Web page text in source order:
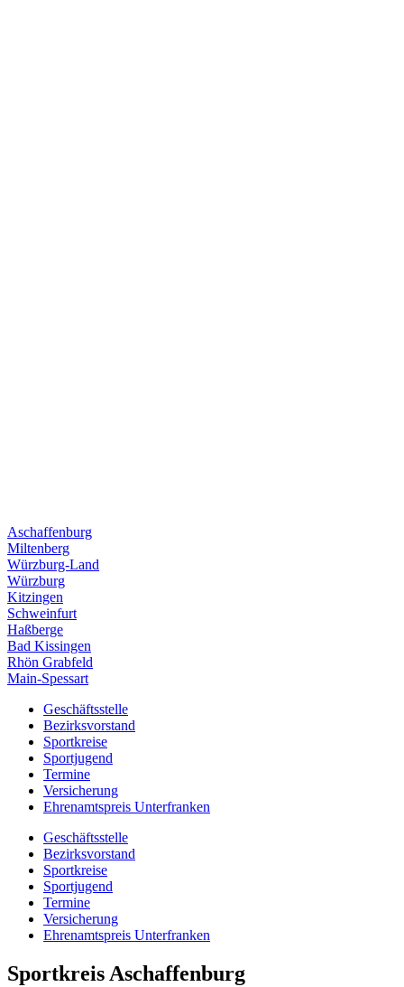
Aschaf­fen­burg
Milten­berg
Würz­burg-Land
Würz­burg
Kitzin­gen
Schwein­furt
Haßberge
Bad Kissin­gen
Rhön Grab­feld
Main-Spes­sart
Geschäfts­stelle
Bezirks­vor­stand
Sport­kreise
Sport­ju­gend
Termine
Versi­che­rung
Ehren­amts­preis Unterfranken
Geschäfts­stelle
Bezirks­vor­stand
Sport­kreise
Sport­ju­gend
Termine
Versi­che­rung
Ehren­amts­preis Unterfranken
Sport­kreis Aschaffenburg